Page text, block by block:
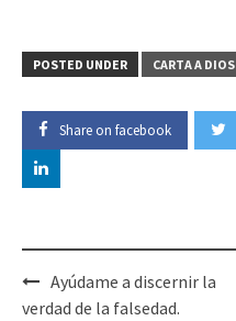
POSTED UNDER CARTA A DIOS
Share on facebook
Post
navigation
Ayúdame a discernir la
verdad de la falsedad.